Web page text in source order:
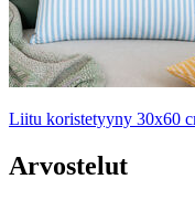
Liitu koristetyyny 30x60
Arvostelut